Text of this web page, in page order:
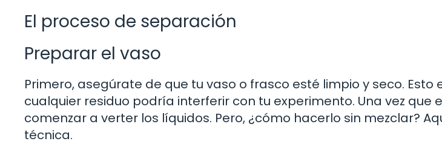
El proceso de separación
Preparar el vaso
Primero, asegúrate de que tu vaso o frasco esté limpio y seco.
cualquier residuo podría interferir con tu experimento. Una vez que
comenzar a verter los líquidos. Pero, ¿cómo hacerlo sin mezclar?
técnica.